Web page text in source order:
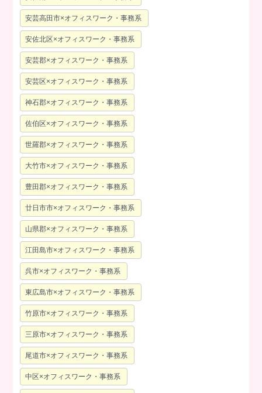
安芸高田市×オフィスワーク・事務系
安佐北区×オフィスワーク・事務系
安芸郡×オフィスワーク・事務系
安芸区×オフィスワーク・事務系
神石郡×オフィスワーク・事務系
佐伯区×オフィスワーク・事務系
世羅郡×オフィスワーク・事務系
大竹市×オフィスワーク・事務系
豊田郡×オフィスワーク・事務系
廿日市市×オフィスワーク・事務系
山県郡×オフィスワーク・事務系
江田島市×オフィスワーク・事務系
呉市×オフィスワーク・事務系
東広島市×オフィスワーク・事務系
竹原市×オフィスワーク・事務系
三原市×オフィスワーク・事務系
尾道市×オフィスワーク・事務系
中区×オフィスワーク・事務系